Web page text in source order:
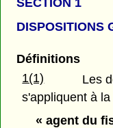
SECTION 1
DISPOSITIONS
Définitions
1(1)
Les
s'appliquent à
« agent du